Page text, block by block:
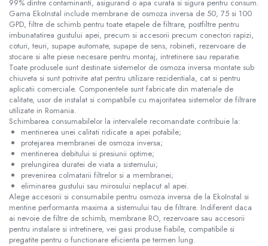
99% dintre contaminanti, asigurand o apa curata si sigura pentru consum.
Gama EkoInstal include membrane de osmoza inversa de 50, 75 si 100
GPD, filtre de schimb pentru toate etapele de filtrare, postfiltre pentru
imbunatatirea gustului apei, precum si accesorii precum conectori rapizi,
coturi, teuri, supape automate, supape de sens, robineti, rezervoare de
stocare si alte piese necesare pentru montaj, intretinere sau reparatie.
Toate produsele sunt destinate sistemelor de osmoza inversa montate sub
chiuveta si sunt potrivite atat pentru utilizare rezidentiala, cat si pentru
aplicatii comerciale. Componentele sunt fabricate din materiale de
calitate, usor de instalat si compatibile cu majoritatea sistemelor de filtrare
utilizate in Romania.
Schimbarea consumabilelor la intervalele recomandate contribuie la:
mentinerea unei calitati ridicate a apei potabile;
protejarea membranei de osmoza inversa;
mentinerea debitului si presiunii optime;
prelungirea duratei de viata a sistemului;
prevenirea colmatarii filtrelor si a membranei;
eliminarea gustului sau mirosului neplacut al apei.
Alege accesorii si consumabile pentru osmoza inversa de la EkoInstal si
mentine performanta maxima a sistemului tau de filtrare. Indiferent daca
ai nevoie de filtre de schimb, membrane RO, rezervoare sau accesorii
pentru instalare si intretinere, vei gasi produse fiabile, compatibile si
pregatite pentru o functionare eficienta pe termen lung.